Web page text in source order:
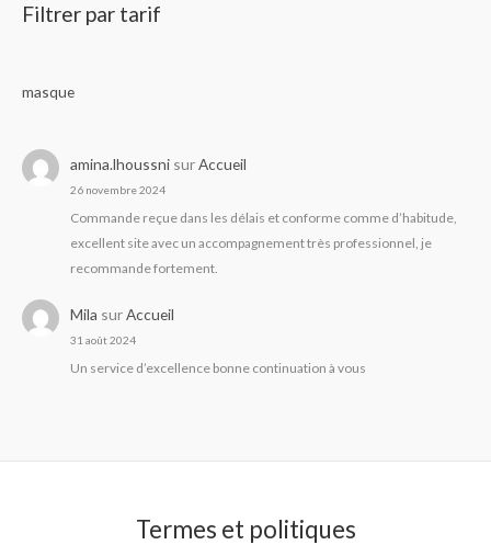
Filtrer par tarif
masque
amina.lhoussni surAccueil
26 novembre 2024
Commande reçue dans les délais et conforme comme d’habitude,
excellent site avec un accompagnement très professionnel, je
recommande fortement.
Mila surAccueil
31 août 2024
Un service d’excellence bonne continuation à vous
Termes et politiques